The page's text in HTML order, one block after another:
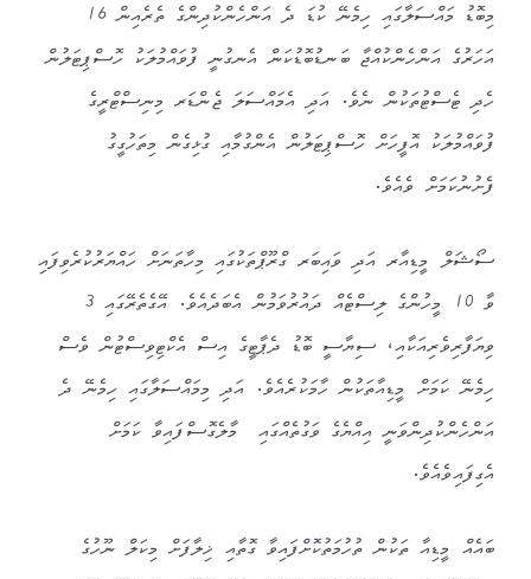
މިބޮޑު މައްސަލާގައި ހިމެނޭ ކުޑަ ދެ އަންހެންކުދިންގެ ތެރެއިން 16
އަހަރުގެ އަންހެންކުއްޖާ ބަނޑުބޮޑުކަން އެނގުނީ ފުވައްމުލަކު ހޮސްޕިޓަލުން
ހެދި ޓެސްޓުތަކުން ނެވެ. އަދި އެމައްސަލަ ޖެންޑަރ މިނިސްޓްރީގެ
ފުވައްމުލަކު އޮފީހަށް ހޮސްޕިޓަލުން އެންގުމާއި ގުޅިގެން މިތަހުގީގު
ފެށުނުކަމަށް ވެއެވެ.
ސޯޝަލް މީޑިއާރ އަދި ވައިބަރ ގްރޫޕްތަކުގައި މިހާތަނަށް ހައްޔަރުކުރެވިފައި
ވާ 10 މީހުންގެ ލިސްޓެއް ދައުރުވަމުން އެބަދެއެވެ. އޭގެތެރޭގައި 3
ވިޔަފާރިވެރިއަކާއި، ސިޔާސީ ބޮޑު ދެޕާޓީގެ އިސް އެކްޓިވިސްޓުން ވެސް
ހިމެނޭ ކަމަށް މީޑިއާތަކުން ހާމަކުރެއެވެ. އަދި މިމައްސަލާގައި ހިމެނޭ ދެ
އަންހެންކުދިންވަނީ އިއްޔެގެ ވަގުތެއްގައި މާލެގޮސްފައިވާ ކަމަށް
އެގިފައިވެއެވެ.
ބައެއް މީޑިއާ ތަކުން ތުހުމަތުކޮށްފައިވާ ގޮތާއި ޚިލާފަށް މިކަލް ނޫހުގެ